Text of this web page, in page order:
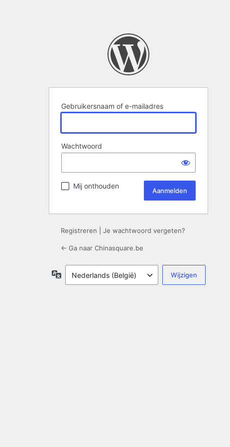
Gebruikersnaam of e-mailadres
Wachtwoord
Mij onthouden
Registreren Je wachtwoord vergeten?
← Ga naar Chinasquare.be
Taal